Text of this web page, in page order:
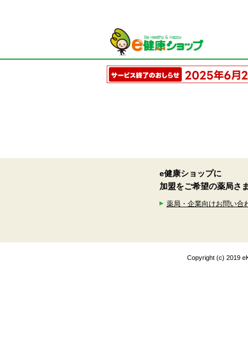
e健康ショップに
加盟をご希望の薬局さま
薬局・企業向けお問い合
Copyright (c) 2019